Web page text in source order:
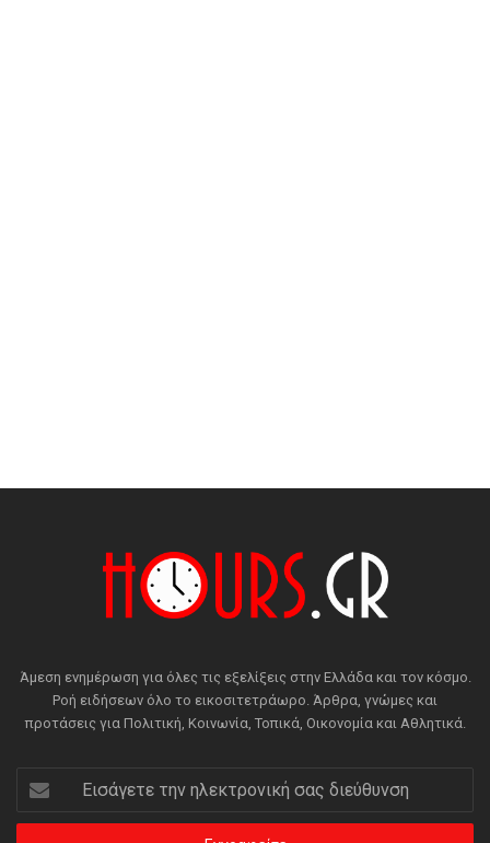
Άμεση ενημέρωση για όλες τις εξελίξεις στην Ελλάδα και τον κόσμο.
Ροή ειδήσεων όλο το εικοσιτετράωρο. Άρθρα, γνώμες και
προτάσεις για Πολιτική, Κοινωνία, Τοπικά, Οικονομία και Αθλητικά.
Εισάγετε
την
ηλεκτρονική